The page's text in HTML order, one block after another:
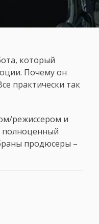
который
Почему он
практически так
режиссером и
полноценный
продюсеры –